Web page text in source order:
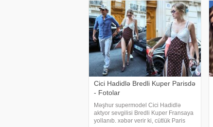
Cici Hadidlə Bredli Kuper Parisdə
- Fotolar
Məşhur supermodel Cici Hadidlə
aktyor sevgilisi Bredli Kuper Fransaya
yollanıb. xəbər verir ki, cütlük Paris